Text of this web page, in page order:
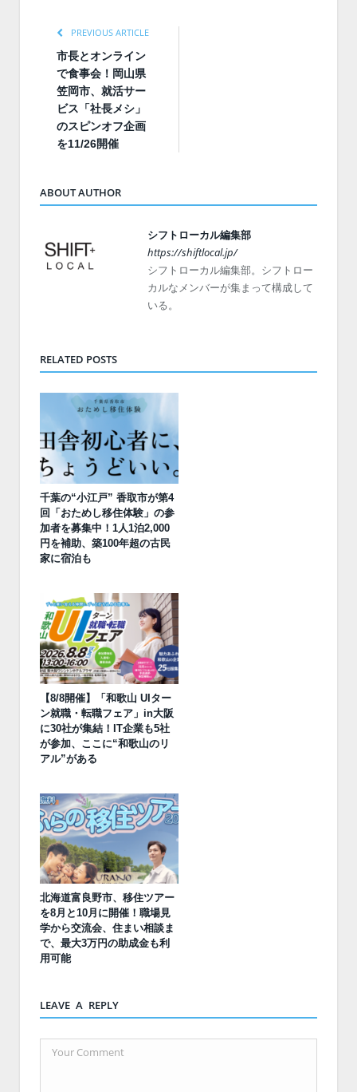
PREVIOUS ARTICLE
市長とオンライン
で食事会！岡山県
笠岡市、就活サー
ビス「社長メシ」
のスピンオフ企画
を11/26開催
ABOUT AUTHOR
シフトローカル編集部
https://shiftlocal.jp/
シフトローカル編集部。シフトロー
カルなメンバーが集まって構成して
いる。
RELATED POSTS
千葉の“小江戸” 香取市が第4
回「おためし移住体験」の参
加者を募集中！1人1泊2,000
円を補助、築100年超の古民
家に宿泊も
【8/8開催】「和歌山 UIター
ン就職・転職フェア」in大阪
に30社が集結！IT企業も5社
が参加、ここに“和歌山のリ
アル”がある
北海道富良野市、移住ツアー
を8月と10月に開催！職場見
学から交流会、住まい相談ま
で、最大3万円の助成金も利
用可能
LEAVE A REPLY